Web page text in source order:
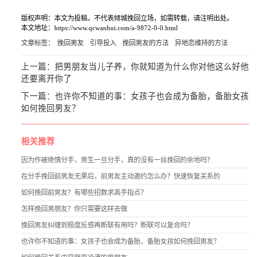
版权声明：本文为投稿，不代表倾城挽回立场，如需转载，请注明出处。
本文地址：https://www.qcwanhui.com/a-9872-0-0.html
文章标签： 挽回男友 引导投入 挽回男友的方法 异地恋维持的方法
上一篇： 把男朋友当儿子养，你就知道为什么你对他这么好他
还要离开你了
下一篇： 也许你不知道的事：女孩子也会成为备胎，备胎女孩
如何挽回男友？
相关推荐
因为作被绝情分手，男生一旦分手，真的没有一丝挽回的余地吗？
在分手挽回前男友无果后，前男友主动邀约怎么办？快速恢复关系的
如何挽回前男友？有哪些招数求高手指点？
怎样挽回男朋友？你只需要这样去做
挽回男友纠缠到极度反感再断联有用吗？断联可以复合吗？
也许你不知道的事：女孩子也会成为备胎，备胎女孩如何挽回男友？